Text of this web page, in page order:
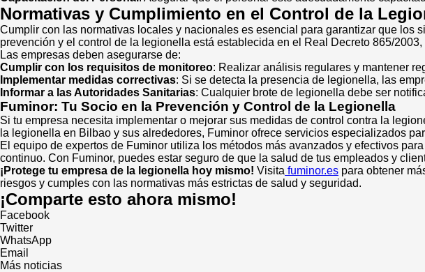
Normativas y Cumplimiento en el Control de la
Cumplir con las normativas locales y nacionales es esencial para garantizar que los
prevención y el control de la legionella está establecida en el Real Decreto 865/
Las empresas deben asegurarse de:
Cumplir con los requisitos de monitoreo: Realizar análisis regulares y mantener
Implementar medidas correctivas: Si se detecta la presencia de legionella, las
Informar a las Autoridades Sanitarias: Cualquier brote de legionella debe ser
Fuminor: Tu Socio en la Prevención y Control de la Legionella
Si tu empresa necesita implementar o mejorar sus medidas de control contra la
la legionella en Bilbao y sus alrededores, Fuminor ofrece servicios especializados
El equipo de expertos de Fuminor utiliza los métodos más avanzados y efectivos
continuo. Con Fuminor, puedes estar seguro de que la salud de tus empleados y
¡Protege tu empresa de la legionella hoy mismo! Visita fuminor.es para obtener
riesgos y cumples con las normativas más estrictas de salud y seguridad.
¡Comparte esto ahora mismo!
Facebook
Twitter
WhatsApp
Email
Más noticias